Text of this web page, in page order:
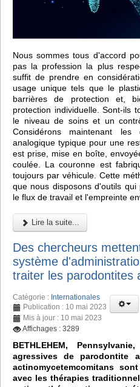
Nous sommes tous d'accord
pas la profession la plus
suffit de prendre en
usage unique tels que le
barrières de protection et,
protection individuelle. Sont-ils
le niveau de soins et un
Considérons maintenant
analogique typique pour une
est prise, mise en boîte,
coulée. La couronne est
toujours par véhicule. Cette
que nous disposons d'outils
le flux de travail et l'empreinte
Lire la suite...
Des chercheurs
système
traiter les parodontites
Catégorie : Internationales
Publication : 10 mai 2023
Mis à jour : 10 mai 2023
Affichages : 3289
BETHLEHEM,
agressives de parodontite
actinomycetemcomitans
avec les thérapies